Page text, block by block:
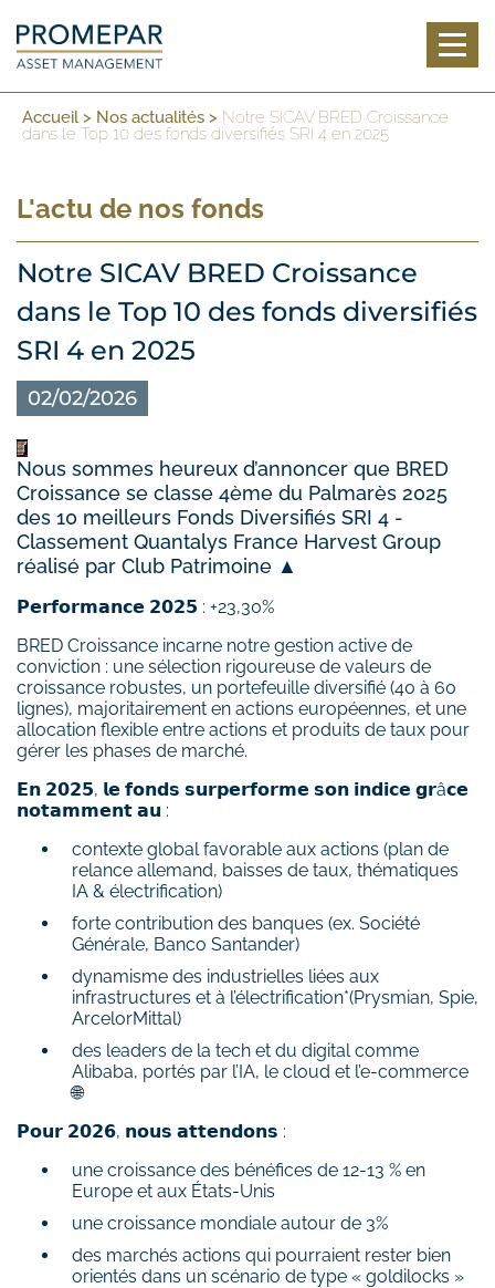
Accueil> Nos actualités > Notre SICAV BRED Croissance
dans le Top 10 des fonds diversifiés SRI 4 en 2025
L'actu de nos fonds
Notre SICAV BRED Croissance
dans le Top 10 des fonds diversifiés
SRI 4 en 2025
02/02/2026
Nous sommes heureux d’annoncer que BRED
Croissance se classe 4ème du Palmarès 2025
des 10 meilleurs Fonds Diversifiés SRI 4 -
Classement Quantalys France Harvest Group
réalisé par Club Patrimoine ▲
𝗣𝗲𝗿𝗳𝗼𝗿𝗺𝗮𝗻𝗰𝗲 𝟮𝟬𝟮𝟱 : +23,30%
BRED Croissance incarne notre gestion active de
conviction : une sélection rigoureuse de valeurs de
croissance robustes, un portefeuille diversifié (40 à 60
lignes), majoritairement en actions européennes, et une
allocation flexible entre actions et produits de taux pour
gérer les phases de marché.
𝗘𝗻 𝟮𝟬𝟮𝟱, 𝗹𝗲 𝗳𝗼𝗻𝗱𝘀 𝘀𝘂𝗿𝗽𝗲𝗿𝗳𝗼𝗿𝗺𝗲 𝘀𝗼𝗻 𝗶𝗻𝗱𝗶𝗰𝗲 𝗴𝗿â𝗰𝗲
𝗻𝗼𝘁𝗮𝗺𝗺𝗲𝗻𝘁 𝗮𝘂 :
contexte global favorable aux actions (plan de
relance allemand, baisses de taux, thématiques
IA & électrification)
forte contribution des banques (ex. Société
Générale, Banco Santander)
dynamisme des industrielles liées aux
infrastructures et à l’électrification*(Prysmian, Spie,
ArcelorMittal)
des leaders de la tech et du digital comme
Alibaba, portés par l’IA, le cloud et l’e‑commerce
🌐
𝗣𝗼𝘂𝗿 𝟮𝟬𝟮𝟲, 𝗻𝗼𝘂𝘀 𝗮𝘁𝘁𝗲𝗻𝗱𝗼𝗻𝘀 :
une croissance des bénéfices de 12-13 % en
Europe et aux États-Unis
une croissance mondiale autour de 3%
des marchés actions qui pourraient rester bien
orientés dans un scénario de type « goldilocks »